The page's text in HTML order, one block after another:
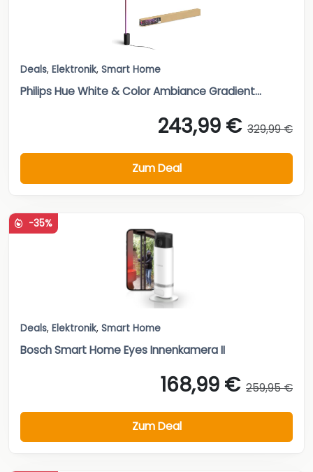
Deals, Elektronik, Smart Home
Philips Hue White & Color Ambiance Gradient...
243,99 € 329,99 €
Zum Deal
-35%
Deals, Elektronik, Smart Home
Bosch Smart Home Eyes Innenkamera II
168,99 € 259,95 €
Zum Deal